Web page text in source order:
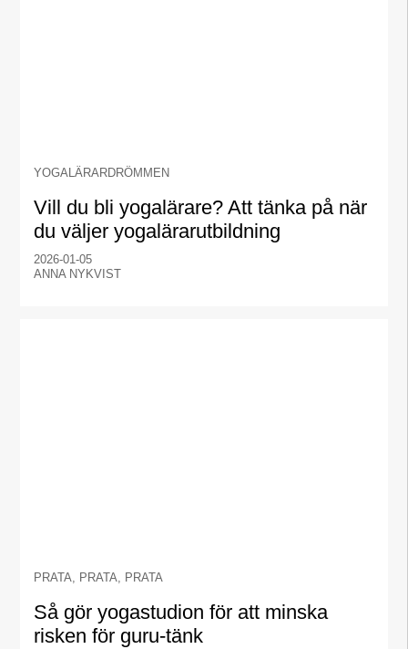
YOGALÄRARDRÖMMEN
Vill du bli yogalärare? Att tänka på när
du väljer yogalärarutbildning
2026-01-05
ANNA NYKVIST
PRATA, PRATA, PRATA
Så gör yogastudion för att minska
risken för guru-tänk